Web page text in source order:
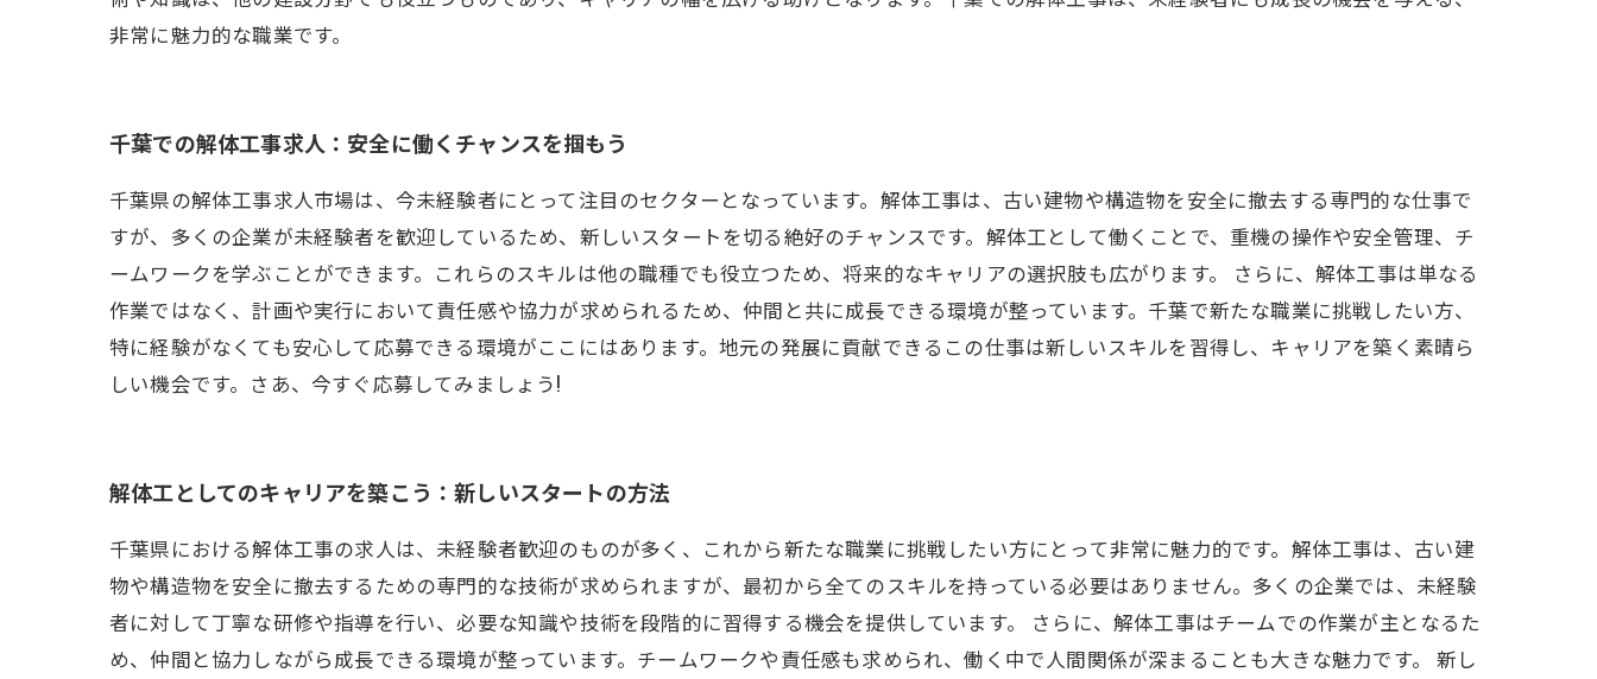
非常に魅力的な職業です。
千葉での解体工事求人：安全に働くチャンスを掴もう
千葉県の解体工事求人市場は、今未経験者にとって注目のセクターとなっています。解体工事は、古い建物や構造物を安全に撤去する専門的な仕事で
すが、多くの企業が未経験者を歓迎しているため、新しいスタートを切る絶好のチャンスです。解体工として働くことで、重機の操作や安全管理、チ
ームワークを学ぶことができます。これらのスキルは他の職種でも役立つため、将来的なキャリアの選択肢も広がります。 さらに、解体工事は単なる
作業ではなく、計画や実行において責任感や協力が求められるため、仲間と共に成長できる環境が整っています。千葉で新たな職業に挑戦したい方、
特に経験がなくても安心して応募できる環境がここにはあります。地元の発展に貢献できるこの仕事は新しいスキルを習得し、キャリアを築く素晴ら
しい機会です。さあ、今すぐ応募してみましょう!
解体工としてのキャリアを築こう：新しいスタートの方法
千葉県における解体工事の求人は、未経験者歓迎のものが多く、これから新たな職業に挑戦したい方にとって非常に魅力的です。解体工事は、古い建
物や構造物を安全に撤去するための専門的な技術が求められますが、最初から全てのスキルを持っている必要はありません。多くの企業では、未経験
者に対して丁寧な研修や指導を行い、必要な知識や技術を段階的に習得する機会を提供しています。 さらに、解体工事はチームでの作業が主となるた
め、仲間と協力しながら成長できる環境が整っています。チームワークや責任感も求められ、働く中で人間関係が深まることも大きな魅力です。 新し